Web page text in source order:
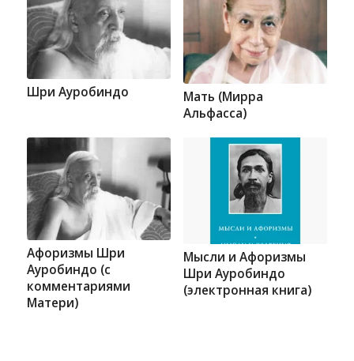
Шри Ауробиндо
Мать (Мирра
Альфасса)
Афоризмы Шри
Ауробиндо (с
комментариями
Матери)
Мысли и Афоризмы
Шри Ауробиндо
(электронная книга)